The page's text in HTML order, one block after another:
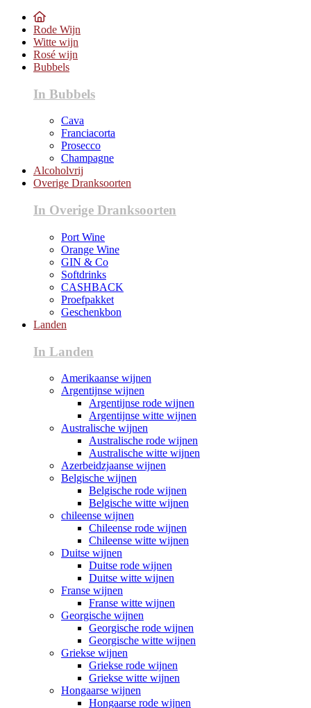
Rode Wijn
Witte wijn
Rosé wijn
Bubbels
In Bubbels
Cava
Franciacorta
Prosecco
Champagne
Alcoholvrij
Overige Dranksoorten
In Overige Dranksoorten
Port Wine
Orange Wine
GIN & Co
Softdrinks
CASHBACK
Proefpakket
Geschenkbon
Landen
In Landen
Amerikaanse wijnen
Argentijnse wijnen
Argentijnse rode wijnen
Argentijnse witte wijnen
Australische wijnen
Australische rode wijnen
Australische witte wijnen
Azerbeidzjaanse wijnen
Belgische wijnen
Belgische rode wijnen
Belgische witte wijnen
chileense wijnen
Chileense rode wijnen
Chileense witte wijnen
Duitse wijnen
Duitse rode wijnen
Duitse witte wijnen
Franse wijnen
Franse witte wijnen
Georgische wijnen
Georgische rode wijnen
Georgische witte wijnen
Griekse wijnen
Griekse rode wijnen
Griekse witte wijnen
Hongaarse wijnen
Hongaarse rode wijnen